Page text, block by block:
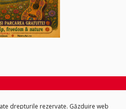
drepturile rezervate. Găzduire web